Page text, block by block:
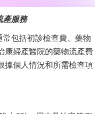
產服務
包括初診檢查費、藥物
康婦產醫院的藥物流產費
據個人情況和所需檢查項